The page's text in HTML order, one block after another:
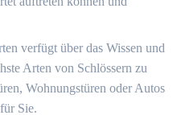
verfügt über das Wissen und
Arten von Schlössern zu
Wohnungstüren oder Autos
Sie.​